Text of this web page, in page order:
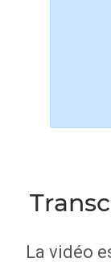
La vidéo